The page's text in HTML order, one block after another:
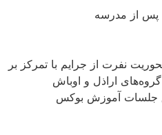
پس از مدرسه
نفرت از جرایم با تمرکز بر
اراذل و اوباش
جلسات آموزش بوکس